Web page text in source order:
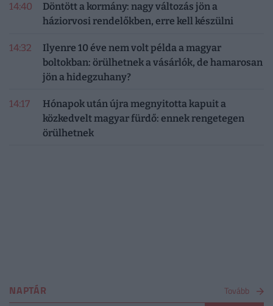
14:40
Döntött a kormány: nagy változás jön a
háziorvosi rendelőkben, erre kell készülni
14:32
Ilyenre 10 éve nem volt példa a magyar
boltokban: örülhetnek a vásárlók, de hamarosan
jön a hidegzuhany?
14:17
Hónapok után újra megnyitotta kapuit a
közkedvelt magyar fürdő: ennek rengetegen
örülhetnek
NAPTÁR Tovább